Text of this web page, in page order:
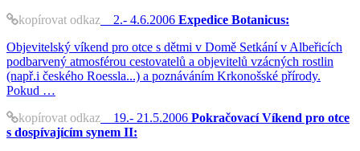
kopírovat odkaz 2.- 4.6.2006 Expedice Botanicus:
Objevitelský víkend pro otce s dětmi v Domě Setkání v Albeřicích
podbarvený atmosférou cestovatelů a objevitelů vzácných rostlin
(např.i českého Roessla...) a poznáváním Krkonošské přírody.
Pokud …
kopírovat odkaz 19.- 21.5.2006 Pokračovací Víkend pro otce
s dospívajícím synem II: